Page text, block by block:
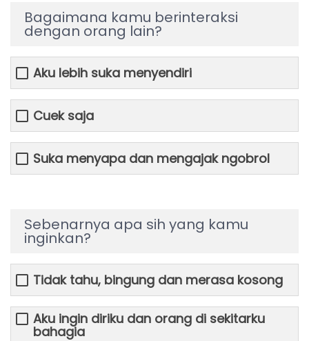
Bagaimana kamu berinteraksi
dengan orang lain?
Aku lebih suka menyendiri
Cuek saja
Suka menyapa dan mengajak ngobrol
Sebenarnya apa sih yang kamu
inginkan?
Tidak tahu, bingung dan merasa kosong
Aku ingin diriku dan orang di sekitarku
bahagia